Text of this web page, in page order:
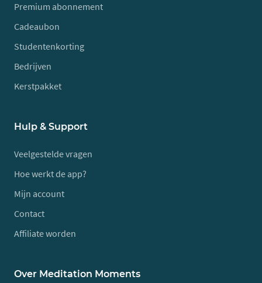
Premium abonnement
Cadeaubon
Studentenkorting
Bedrijven
Kerstpakket
Hulp & Support
Veelgestelde vragen
Hoe werkt de app?
Mijn account
Contact
Affiliate worden
Over Meditation Moments